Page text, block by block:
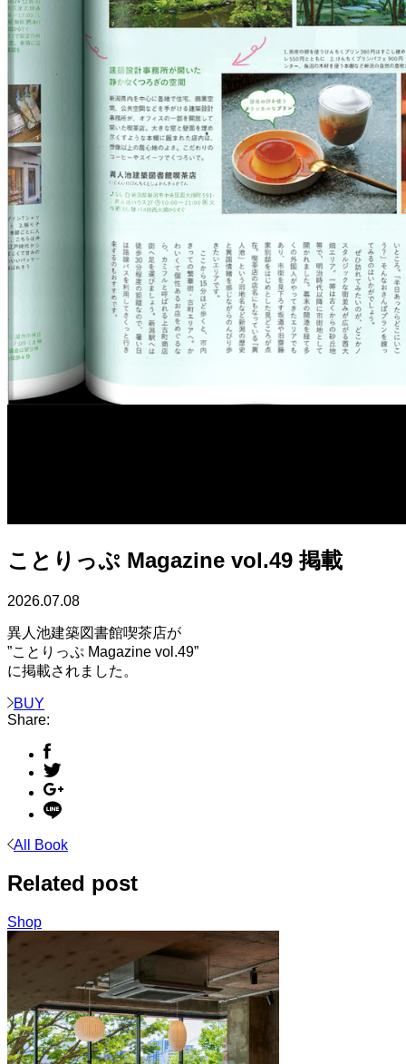
ことりっぷ Magazine vol.49 掲載
2026.07.08
異人池建築図書館喫茶店が
”ことりっぷ Magazine vol.49”
に掲載されました。
BUY
Share:
All Book
Related post
Shop